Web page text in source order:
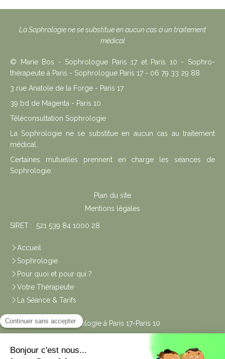
La Sophrologie ne se substitue en aucun cas à un traitement
médical
© Marie Bos - Sophrologue Paris 17 et Paris 10 - Sophro-
thérapeute à Paris - Sophrologue Paris 17 - 06 79 33 29 88
3 rue Anatole de la Forge - Paris 17
39 bd de Magenta - Paris 10
Téléconsultation Sophrologie
La Sophrologie ne se substitue en aucun cas au traitement
médical.
Certaines mutuelles prennent en charge les séances de
Sophrologie.
Plan du site
Mentions légales
SIRET : 521 539 84 1000 28
Accueil
Sophrologie
Pour quoi et pour qui ?
Votre Thérapeute
La Séance & Tarifs
Les Cabinets Sophrologie à Paris 17-Paris 10
Code de Déontologie